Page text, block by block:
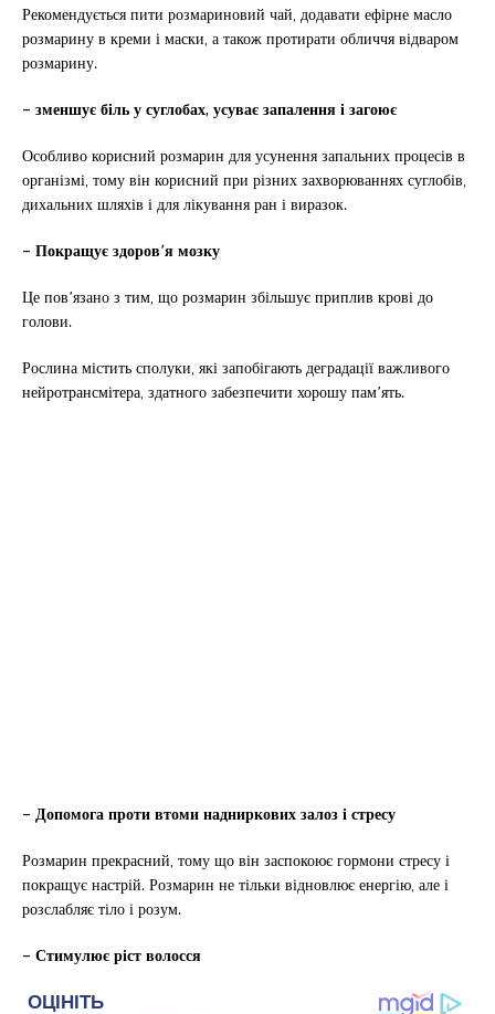
Рекомендується пити розмариновий чай, додавати ефірне масло
розмарину в креми і маски, а також протирати обличчя відваром
розмарину.
– зменшує біль у суглобах, усуває запалення і загоює
Особливо корисний розмарин для усунення запальних процесів в
організмі, тому він корисний при різних захворюваннях суглобів,
дихальних шляхів і для лікування ран і виразок.
– Покращує здоров’я мозку
Це пов’язано з тим, що розмарин збільшує приплив крові до
голови.
Рослина містить сполуки, які запобігають деградації важливого
нейротрансмітера, здатного забезпечити хорошу пам’ять.
– Допомога проти втоми надниркових залоз і стресу
Розмарин прекрасний, тому що він заспокоює гормони стресу і
покращує настрій. Розмарин не тільки відновлює енергію, але і
розслабляє тіло і розум.
– Стимулює ріст волосся